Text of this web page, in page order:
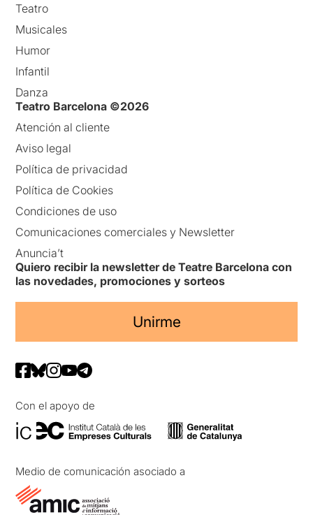
Teatro
Musicales
Humor
Infantil
Danza
Teatro Barcelona ©2026
Atención al cliente
Aviso legal
Política de privacidad
Política de Cookies
Condiciones de uso
Comunicaciones comerciales y Newsletter
Anuncia’t
Quiero recibir la newsletter de Teatre Barcelona con
las novedades, promociones y sorteos
Unirme
Con el apoyo de
Medio de comunicación asociado a